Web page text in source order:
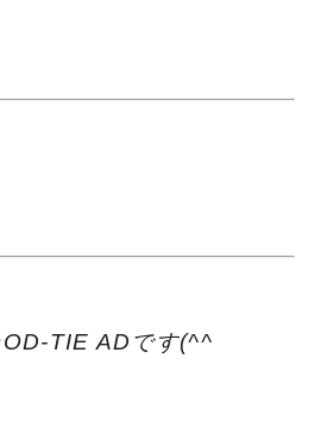
TIE ADです(^^ゞ